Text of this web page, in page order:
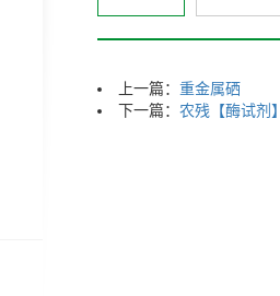
上一篇： 重金属硒
下一篇： 农残【酶试剂】